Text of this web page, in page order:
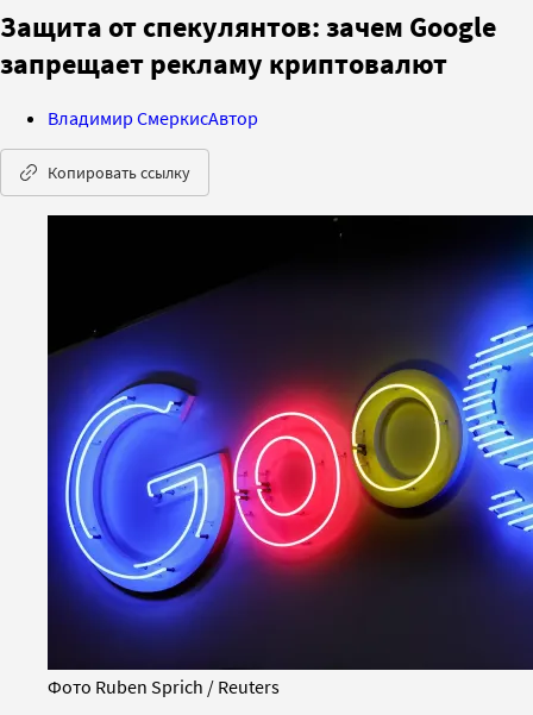
Защита от спекулянтов: зачем Google
запрещает рекламу криптовалют
Владимир СмеркисАвтор
Копировать ссылку
Фото Ruben Sprich / Reuters